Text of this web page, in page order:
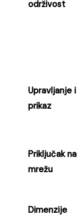
održivost
Upravljanje i
prikaz
Priključak na
mrežu
Dimenzije